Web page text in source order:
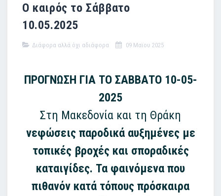
Ο καιρός το Σάββατο
10.05.2025
Διάφορα αλλά όχι αδιάφορα 09 Μαϊου 2025
ΠΡΟΓΝΩΣΗ ΓΙΑ ΤΟ ΣΑΒΒΑΤΟ 10-05-
2025
Στη Μακεδονία και τη Θράκη
νεφώσεις παροδικά αυξημένες με
τοπικές βροχές και σποραδικές
καταιγίδες. Τα φαινόμενα που
πιθανόν κατά τόπους πρόσκαιρα